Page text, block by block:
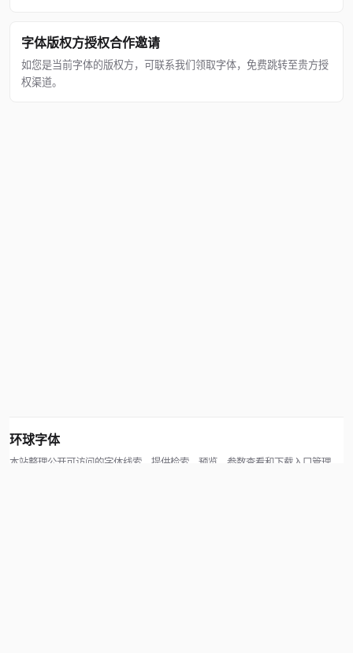
字体版权方授权合作邀请
如您是当前字体的版权方，可联系我们领取字体，免费跳转至贵方授
权渠道。
环球字体
本站整理公开可访问的字体线索，提供检索、预览、参数查看和下载入口管理。